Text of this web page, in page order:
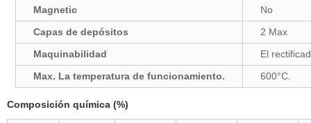
Magnetic
No
Capas de depósitos
2 Max
Maquinabilidad
El
Max. La temperatura de funcionamiento.
600°C.
Composición química (%)